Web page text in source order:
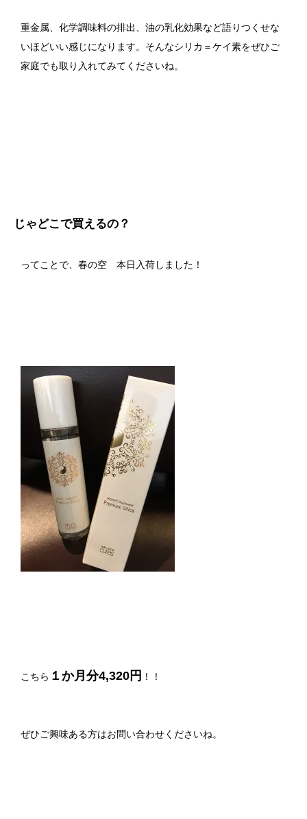
重金属、化学調味料の排出、油の乳化効果など語りつくせな
いほどいい感じになります。そんなシリカ＝ケイ素をぜひご
家庭でも取り入れてみてくださいね。
じゃどこで買えるの？
ってことで、春の空 本日入荷しました！
こちら １か月分4,320円 ！！
ぜひご興味ある方はお問い合わせくださいね。